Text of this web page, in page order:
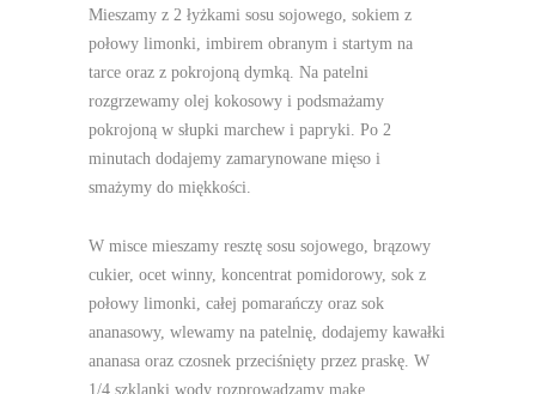
Mieszamy z 2 łyżkami sosu sojowego, sokiem z
połowy limonki, imbirem obranym i startym na
tarce oraz z pokrojoną dymką. Na patelni
rozgrzewamy olej kokosowy i podsmażamy
pokrojoną w słupki marchew i papryki. Po 2
minutach dodajemy zamarynowane mięso i
smażymy do miękkości.
W misce mieszamy resztę sosu sojowego, brązowy
cukier, ocet winny, koncentrat pomidorowy, sok z
połowy limonki, całej pomarańczy oraz sok
ananasowy, wlewamy na patelnię, dodajemy kawałki
ananasa oraz czosnek przeciśnięty przez praskę. W
1/4 szklanki wody rozprowadzamy mąkę